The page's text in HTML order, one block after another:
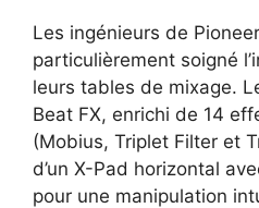
Les ingénieurs de
particulièrement soigné
leurs tables de mixage.
Beat FX, enrichi de 14
(Mobius, Triplet Filter et
d’un X-Pad horizontal
pour une manipulation